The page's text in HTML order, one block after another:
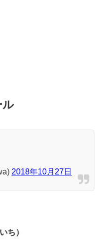
2018年10月27日
ち）